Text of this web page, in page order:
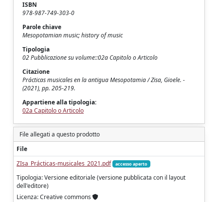
ISBN
978-987-749-303-0
Parole chiave
Mesopotamian music; history of music
Tipologia
02 Pubblicazione su volume::02a Capitolo o Articolo
Citazione
Prácticas musicales en la antigua Mesopotamia / Zisa, Gioele. -
(2021), pp. 205-219.
Appartiene alla tipologia:
02a Capitolo o Articolo
File allegati a questo prodotto
File
ZIsa_Prácticas-musicales_2021.pdf
accesso aperto
Tipologia: Versione editoriale (versione pubblicata con il layout
dell'editore)
Licenza: Creative commons